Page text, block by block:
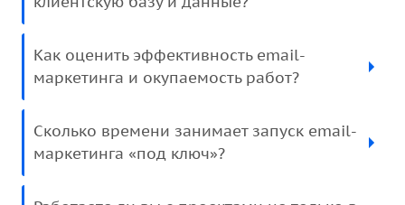
Как оценить эффективность email-
маркетинга и окупаемость работ?
Сколько времени занимает запуск email-
маркетинга «под ключ»?